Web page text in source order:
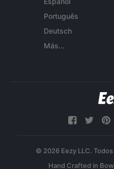
Português
Deutsch
Más...
© 2026 Eezy LLC.